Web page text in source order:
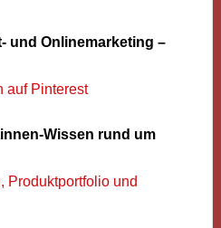
und Onlinemarketing –
auf Pinterest
Wissen rund um
Produktportfolio und